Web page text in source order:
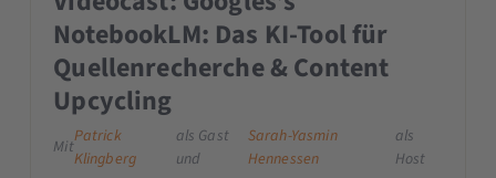
NotebookLM: Das KI-Tool für
Quellenrecherche & Content
Upcycling
Mit
Patrick
Klingberg
als Gast
und
Sarah-Yasmin
Hennessen
als
Host